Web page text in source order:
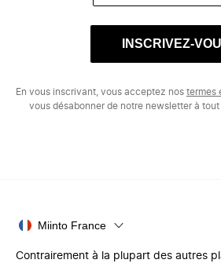
INSCRIVEZ-
En vous inscrivant, vous acceptez nos termes
vous désabonner de notre newsletter à
Miinto France
Contrairement à la plupart des autres